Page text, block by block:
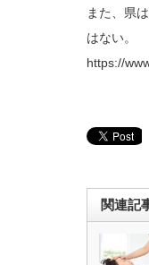
また、県
はない。
https://
関連記